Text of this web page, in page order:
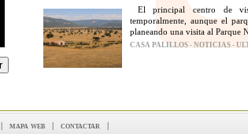
El principal centro de
temporalmente, aunque el
planeando una visita al Parque
CASA PALILLOS - NOTICIAS -
mapa web | contactar |